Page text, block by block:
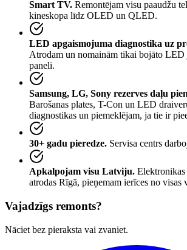
Smart TV. Remontējam visu paaudžu
kineskopa līdz OLED un QLED.
LED apgaismojuma diagnostika uz
Atrodam un nomainām tikai bojāto LED
paneli.
Samsung, LG, Sony rezerves daļu
Barošanas plates, T-Con un LED
diagnostikas un piemeklējam, ja tie ir
30+ gadu pieredze. Servisa centrs
Apkalpojam visu Latviju. Elektronikas
atrodas Rīgā, pieņemam ierīces no visas
Vajadzīgs remonts?
Nāciet bez pieraksta vai zvaniet.